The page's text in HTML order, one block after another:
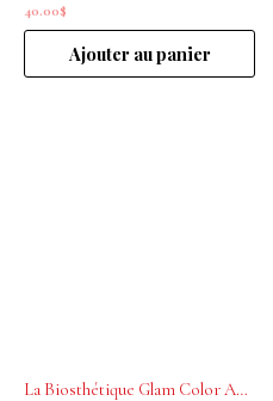
40.00$
Ajouter au panier
La Biosthétique Glam Color Advanced .21 Espressso 200mL